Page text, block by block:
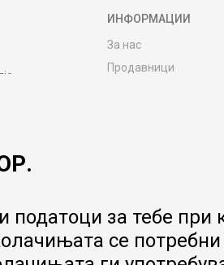
ИНФОРМАЦИИ
За нас
Продавници
Гаранција за
Ценовник
за тебе при
се